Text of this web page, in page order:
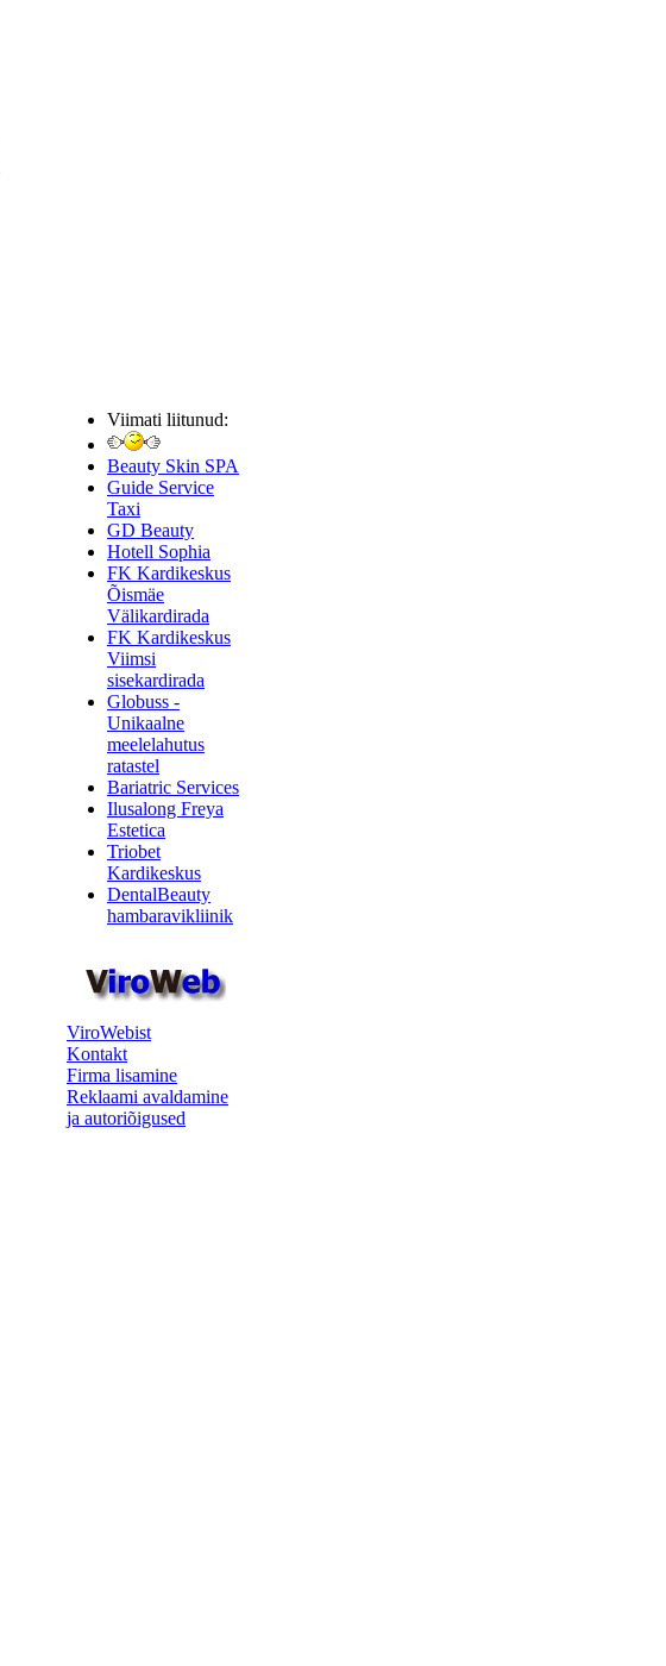
Viimati liitunud:
Beauty Skin SPA
Guide Service
Taxi
GD Beauty
Hotell Sophia
FK Kardikeskus
Õismäe
Välikardirada
FK Kardikeskus
Viimsi
sisekardirada
Globuss -
Unikaalne
meelelahutus
ratastel
Bariatric Services
Ilusalong Freya
Estetica
Triobet
Kardikeskus
DentalBeauty
hambaravikliinik
ViroWebist
Kontakt
Firma lisamine
Reklaami avaldamine
ja autoriõigused